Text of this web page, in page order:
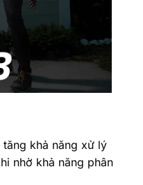
khả năng xử lý
nhờ khả năng phân